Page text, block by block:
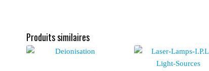
Produits similaires